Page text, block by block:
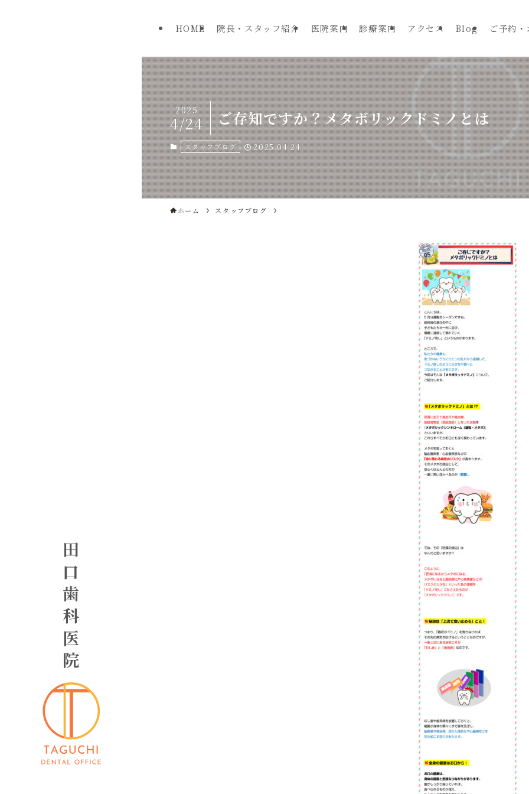
田口歯科医院
HOME 院長・スタッフ紹介 医院案内 診療案内 アクセス Blog ご予約
ご存知ですか？メタボリックドミノとは
2025
4/24
スタッフブログ 2025.04.24
ホーム スタッフブログ